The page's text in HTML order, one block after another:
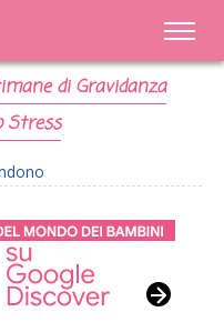
di Gravidanza
Stress